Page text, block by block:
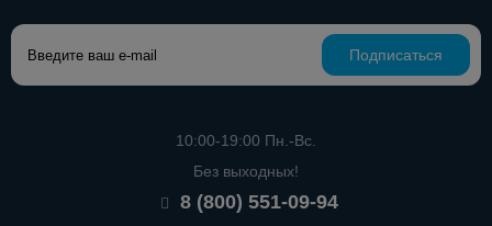
Подписаться
10:00-19:00 Пн.-Вс.
Без выходных!
8 (800) 551-09-94